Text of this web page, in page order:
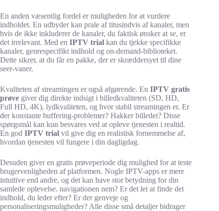
En anden væsentlig fordel er muligheden for at vurdere
indholdet. En udbyder kan prale af titusindvis af kanaler, men
hvis de ikke inkluderer de kanaler, du faktisk ønsker at se, er
det irrelevant. Med en IPTV trial kan du tjekke specifikke
kanaler, genrespecifikt indhold og on-demand-biblioteket.
Dette sikrer, at du får en pakke, der er skræddersyet til dine
seer-vaner.
Kvaliteten af streamingen er også afgørende. En IPTV gratis
prøve giver dig direkte indsigt i billedkvaliteten (SD, HD,
Full HD, 4K), lydkvaliteten, og hvor stabil streamingen er. Er
der konstante buffering-problemer? Hakker billedet? Disse
spørgsmål kan kun besvares ved at opleve tjenesten i realtid.
En god IPTV trial vil give dig en realistisk fornemmelse af,
hvordan tjenesten vil fungere i din dagligdag.
Desuden giver en gratis prøveperiode dig mulighed for at teste
brugervenligheden af platformen. Nogle IPTV-apps er mere
intuitive end andre, og det kan have stor betydning for din
samlede oplevelse. navigationen nem? Er det let at finde det
indhold, du leder efter? Er der genveje og
personaliseringsmuligheder? Alle disse små detaljer bidrager